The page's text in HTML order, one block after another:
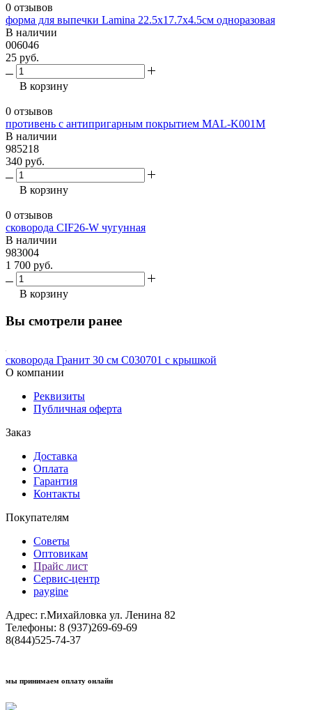
0 отзывов
форма для выпечки Lamina 22.5х17.7х4.5см одноразовая
В наличии
006046
25 руб.
В корзину
0 отзывов
противень с антипригарным покрытием MAL-K001M
В наличии
985218
340 руб.
В корзину
0 отзывов
сковорода CIF26-W чугунная
В наличии
983004
1 700 руб.
В корзину
Вы смотрели ранее
сковорода Гранит 30 см С030701 с крышкой
О компании
Реквизиты
Публичная оферта
Заказ
Доставка
Оплата
Гарантия
Контакты
Покупателям
Советы
Оптовикам
Прайс лист
Сервис-центр
paygine
Адрес: г.Михайловка ул. Ленина 82
Телефоны: 8 (937)269-69-69
8(844)525-74-37
мы принимаем оплату онлайн